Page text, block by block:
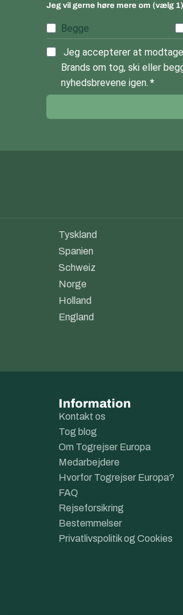
Jeg vil gerne høre mere om (vælg 1)
Begge
Jeg accepterer at
Brands om tog, ski eller
nyhedsbrevene igen.
Tyskland
Spanien
Schweiz
Norge
Holland
England
Information
Kontakt os
Tog blog
Om Togrejser Europa
Medarbejdere
Hvorfor Togrejser Europa?
FAQ
Rejseforsikring
Bestemmelser
Privatlivspolitik og Cookies